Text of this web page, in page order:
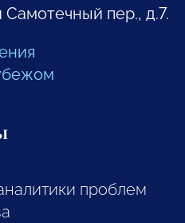
Самотечный пер., д.7.
проблем